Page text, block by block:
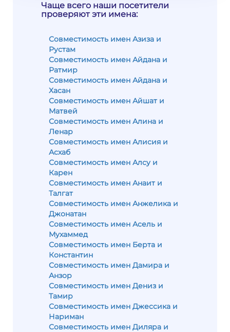
Чаще всего наши посетители
проверяют эти имена:
Совместимость имен Азиза и
Рустам
Совместимость имен Айдана и
Ратмир
Совместимость имен Айдана и
Хасан
Совместимость имен Айшат и
Матвей
Совместимость имен Алина и
Ленар
Совместимость имен Алисия и
Асхаб
Совместимость имен Алсу и
Карен
Совместимость имен Анаит и
Талгат
Совместимость имен Анжелика и
Джонатан
Совместимость имен Асель и
Мухаммед
Совместимость имен Берта и
Константин
Совместимость имен Дамира и
Анзор
Совместимость имен Дениз и
Тамир
Совместимость имен Джессика и
Нариман
Совместимость имен Диляра и